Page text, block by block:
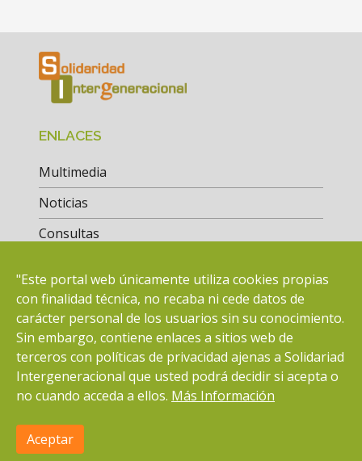
ENLACES
Multimedia
Noticias
Consultas
Bolsa de Empleo
CONTACTO
ONG con Implantación Estatal
Sede social
C/ Guerrero Julián Sánchez, 1
49017 Zamora
"Este portal web únicamente utiliza cookies propias
con finalidad técnica, no recaba ni cede datos de
carácter personal de los usuarios sin su conocimiento.
Sin embargo, contiene enlaces a sitios web de
terceros con políticas de privacidad ajenas a Solidariad
Intergeneracional que usted podrá decidir si acepta o
no cuando acceda a ellos. Más Información
Aceptar